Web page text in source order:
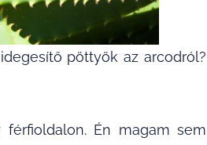
pöttyök az arcodról?
Én magam sem